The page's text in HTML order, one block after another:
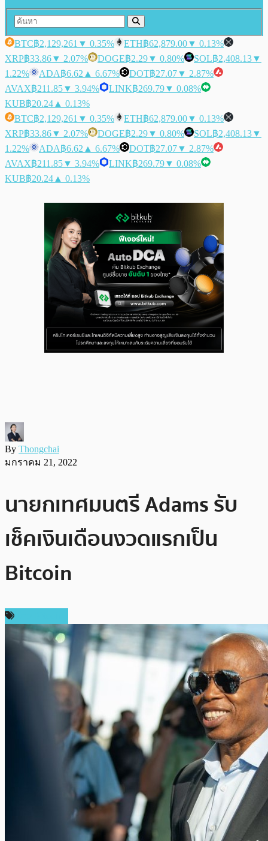
BTC฿2,129,261 ▼ 0.35% ETH฿62,879.00▼ 0.13%
XRP฿33.86▼ 2.07% DOGE฿2.29▼ 0.80% SOL฿2,408.13▼
1.22%
ADA฿6.62 ▲ 6.67% DOT฿27.07▼ 2.87%
AVAX฿211.85▼ 3.94% LINK฿269.79▼ 0.08%
KUB฿20.24 ▲ 0.13%
BTC฿2,129,261 ▼ 0.35% ETH฿62,879.00▼ 0.13%
XRP฿33.86▼ 2.07% DOGE฿2.29▼ 0.80% SOL฿2,408.13▼
1.22%
ADA฿6.62 ▲ 6.67% DOT฿27.07▼ 2.87%
AVAX฿211.85▼ 3.94% LINK฿269.79▼ 0.08%
KUB฿20.24 ▲ 0.13%
By Thongchai
มกราคม 21, 2022
นายกเทศมนตรี Adams รับ
เช็คเงินเดือนงวดแรกเป็น
Bitcoin